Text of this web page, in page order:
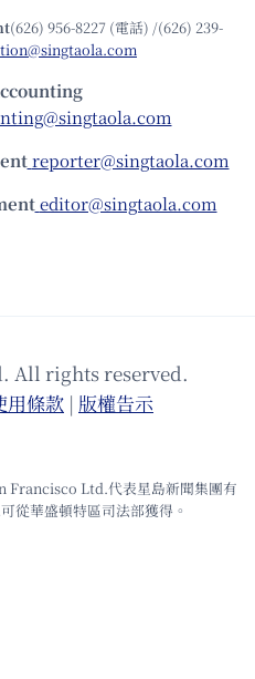
(626) 956-8227 (電話) /(626) 239-
reporter@singtaola.com
editor@singtaola.com
All rights reserved.
⽤條款 | 版權告⽰
Francisco Ltd.代表星島新聞集團有
從華盛頓特區司法部獲得。